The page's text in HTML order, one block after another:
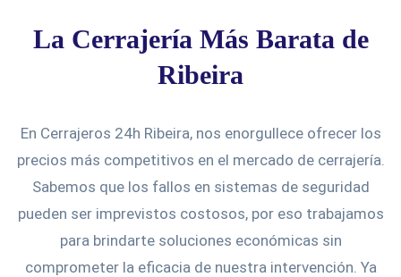
La Cerrajería Más Barata de
Ribeira
En Cerrajeros 24h Ribeira, nos enorgullece ofrecer los
precios más competitivos en el mercado de cerrajería.
Sabemos que los fallos en sistemas de seguridad
pueden ser imprevistos costosos, por eso trabajamos
para brindarte soluciones económicas sin
comprometer la eficacia de nuestra intervención. Ya